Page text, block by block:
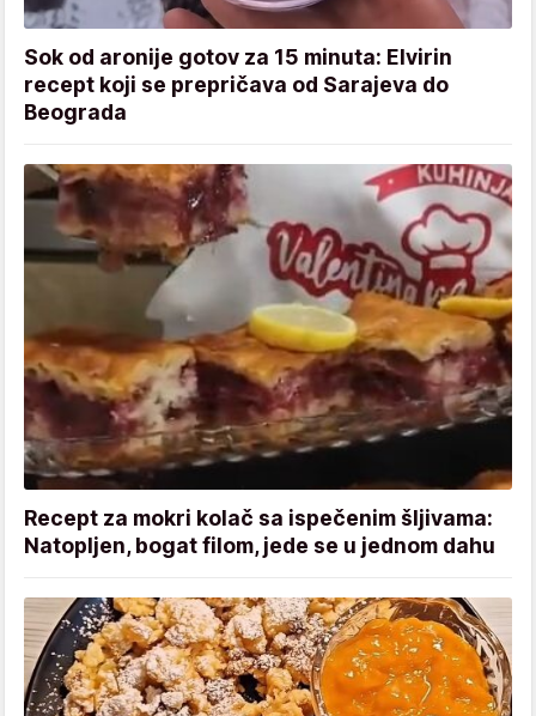
Sok od aronije gotov za 15 minuta: Elvirin
recept koji se prepričava od Sarajeva do
Beograda
Recept za mokri kolač sa ispečenim šljivama:
Natopljen, bogat filom, jede se u jednom dahu